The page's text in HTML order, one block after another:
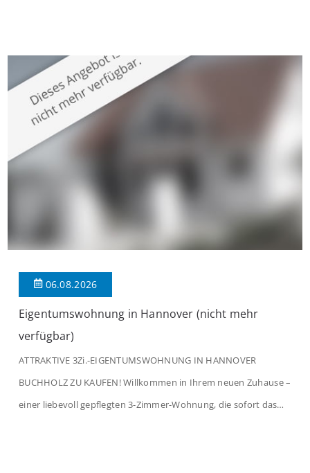
großzügige Räume und eine hochwertige Ausstattung, die
modernen Wohnkomfort mit einem stilvollen Ambiente
verbindet. Der […]
06.08.2026
Eigentumswohnung in Hannover (nicht mehr
verfügbar)
ATTRAKTIVE 3Zi.-EIGENTUMSWOHNUNG IN HANNOVER
BUCHHOLZ ZU KAUFEN! Willkommen in Ihrem neuen Zuhause –
einer liebevoll gepflegten 3-Zimmer-Wohnung, die sofort das